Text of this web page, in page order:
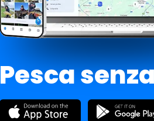
Pesca